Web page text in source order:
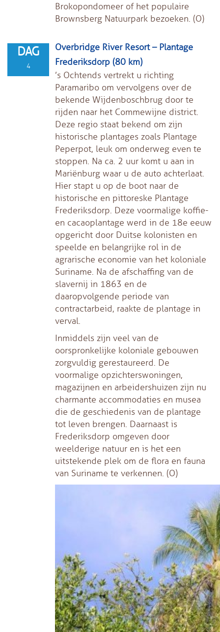
Brokopondomeer of het populaire
Brownsberg Natuurpark bezoeken. (O)
DAG
4
Overbridge River Resort – Plantage
Frederiksdorp (80 km)
’s Ochtends vertrekt u richting
Paramaribo om vervolgens over de
bekende Wijdenboschbrug door te
rijden naar het Commewijne district.
Deze regio staat bekend om zijn
historische plantages zoals Plantage
Peperpot, leuk om onderweg even te
stoppen. Na ca. 2 uur komt u aan in
Mariënburg waar u de auto achterlaat.
Hier stapt u op de boot naar de
historische en pittoreske Plantage
Frederiksdorp. Deze voormalige koffie-
en cacaoplantage werd in de 18e eeuw
opgericht door Duitse kolonisten en
speelde en belangrijke rol in de
agrarische economie van het koloniale
Suriname. Na de afschaffing van de
slavernij in 1863 en de
daaropvolgende periode van
contractarbeid, raakte de plantage in
verval.
Inmiddels zijn veel van de
oorspronkelijke koloniale gebouwen
zorgvuldig gerestaureerd. De
voormalige opzichterswoningen,
magazijnen en arbeidershuizen zijn nu
charmante accommodaties en musea
die de geschiedenis van de plantage
tot leven brengen. Daarnaast is
Frederiksdorp omgeven door
weelderige natuur en is het een
uitstekende plek om de flora en fauna
van Suriname te verkennen. (O)